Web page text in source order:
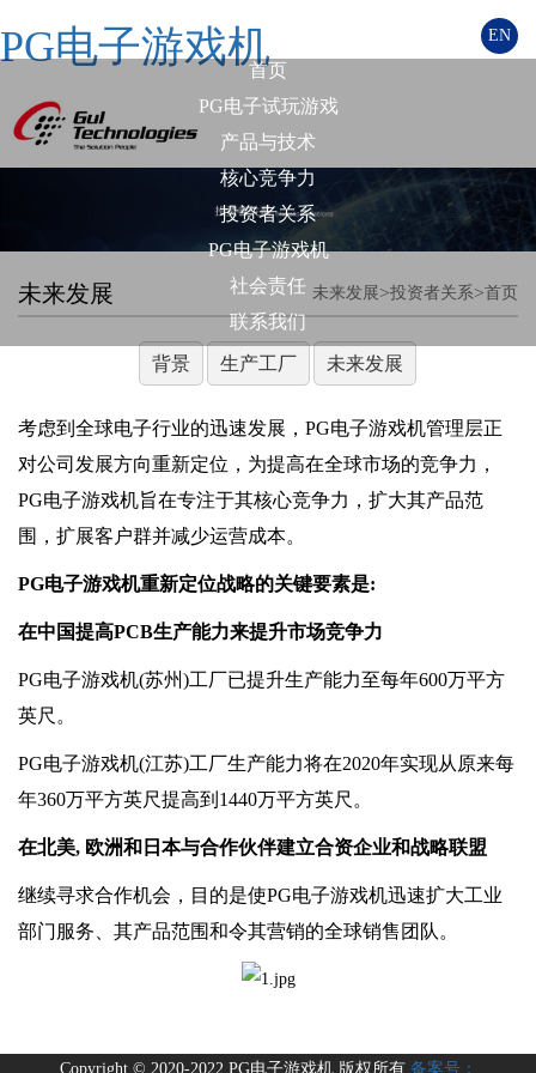
PG电子游戏机 EN
首页
PG电子试玩游戏
产品与技术
核心竞争力
投资者关系
PG电子游戏机
社会责任
联系我们
未来发展 首页
>
投资者关系
>
未来发展
背景 生产工厂 未来发展
考虑到全球电子行业的迅速发展，PG电子游戏机管理层正
对公司发展方向重新定位，为提高在全球市场的竞争力，
PG电子游戏机旨在专注于其核心竞争力，扩大其产品范
围，扩展客户群并减少运营成本。
PG电子游戏机重新定位战略的关键要素是:
在中国提高PCB生产能力来提升市场竞争力
PG电子游戏机(苏州)工厂已提升生产能力至每年600万平方
英尺。
PG电子游戏机(江苏)工厂生产能力将在2020年实现从原来每
年360万平方英尺提高到1440万平方英尺。
在北美, 欧洲和日本与合作伙伴建立合资企业和战略联盟
继续寻求合作机会，目的是使PG电子游戏机迅速扩大工业
部门服务、其产品范围和令其营销的全球销售团队。
Copyright © 2020-2022 PG电子游戏机 版权所有 备案号：